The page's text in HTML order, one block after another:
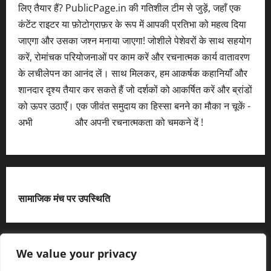
We value your privacy
लिए तैयार हैं? PublicPage.in की गतिशील टीम से जुड़ें, जहाँ एक
कंटेंट राइटर या फ़ोटोग्राफ़र के रूप में आपकी प्रतिभा को महत्व दिया
जाएगा और उसका जश्न मनाया जाएगा! जोशीले पेशेवरों के साथ सहयोग
करें, रोमांचक परियोजनाओं पर काम करें और रचनात्मक कार्य वातावरण
के लचीलेपन का आनंद लें। साथ मिलकर, हम आकर्षक कहानियाँ और
शानदार दृश्य तैयार कर सकते हैं जो दर्शकों को आकर्षित करें और ब्रांडों
को ऊपर उठाएँ। एक जीवंत समुदाय का हिस्सा बनने का मौका न चूकें -
अभी
और अपनी रचनात्मकता को चमकने दें !
सामाजिक मंच पर उपस्थिति
X